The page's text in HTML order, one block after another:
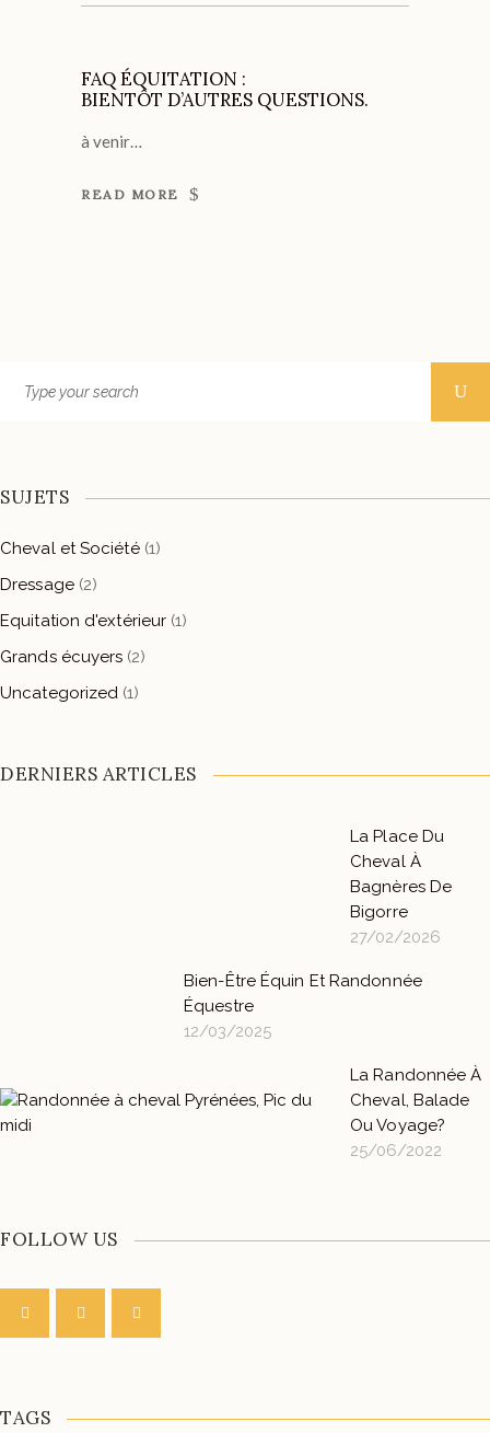
FAQ ÉQUITATION :
BIENTÔT D’AUTRES QUESTIONS.
à venir…
READ MORE
SUJETS
Cheval et Société(1)
Dressage(2)
Equitation d'extérieur (1)
Grands écuyers (2)
Uncategorized (1)
DERNIERS ARTICLES
La Place Du
Cheval À
Bagnères De
Bigorre
27/02/2026
Bien-Être Équin Et Randonnée
Équestre
12/03/2025
La Randonnée À
Cheval, Balade
Ou Voyage?
25/06/2022
FOLLOW US
TAGS